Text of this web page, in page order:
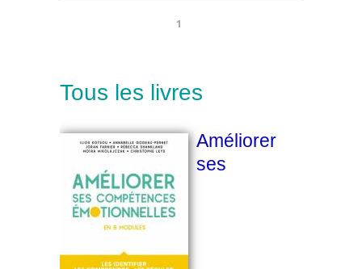
1
Tous les livres
Améliorer
ses